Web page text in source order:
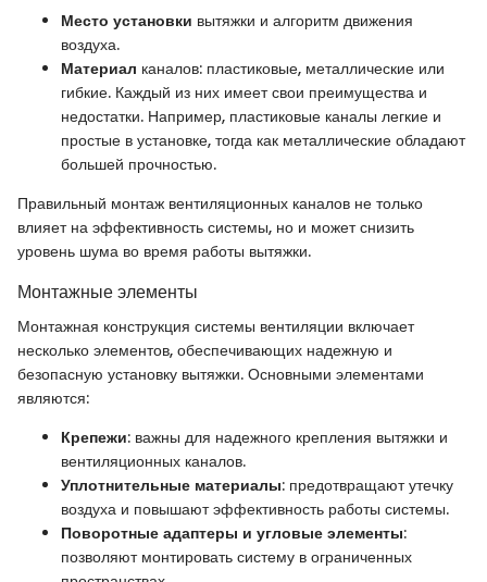
Место установки вытяжки и алгоритм движения
воздуха.
Материал каналов: пластиковые, металлические или
гибкие. Каждый из них имеет свои преимущества и
недостатки. Например, пластиковые каналы легкие и
простые в установке, тогда как металлические обладают
большей прочностью.
Правильный монтаж вентиляционных каналов не только
влияет на эффективность системы, но и может снизить
уровень шума во время работы вытяжки.
Монтажные элементы
Монтажная конструкция системы вентиляции включает
несколько элементов, обеспечивающих надежную и
безопасную установку вытяжки. Основными элементами
являются:
Крепежи: важны для надежного крепления вытяжки и
вентиляционных каналов.
Уплотнительные материалы: предотвращают утечку
воздуха и повышают эффективность работы системы.
Поворотные адаптеры и угловые элементы:
позволяют монтировать систему в ограниченных